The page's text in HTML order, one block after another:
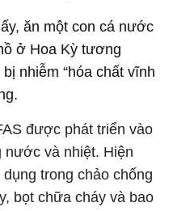
ăn một con cá nước
ở Hoa Kỳ tương
nhiễm “hóa chất vĩnh
được phát triển vào
nước và nhiệt. Hiện
trong chảo chống
bọt chữa cháy và bao